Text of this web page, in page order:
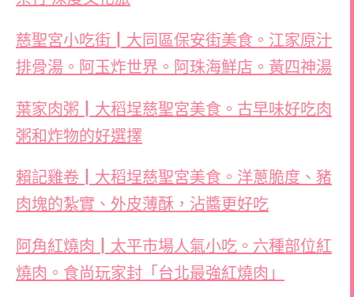
慈聖宮小吃街┃大同區保安街美食。江家原汁
排骨湯。阿玉炸世界。阿珠海鮮店。黃四神湯
葉家肉粥┃大稻埕慈聖宮美食。古早味好吃肉
粥和炸物的好選擇
賴記雞卷┃大稻埕慈聖宮美食。洋蔥脆度、豬
肉塊的紮實、外皮薄酥，沾醬更好吃
阿角紅燒肉┃太平市場人氣小吃。六種部位紅
燒肉。食尚玩家封「台北最強紅燒肉」